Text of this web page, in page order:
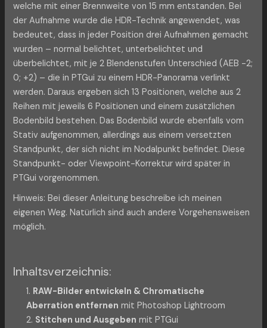
welche mit einer Brennweite von 15 mm entstanden. Bei
der Aufnahme wurde die HDR-Technik angewendet, was
bedeutet, dass in jeder Position drei Aufnahmen gemacht
wurden – normal belichtet, unterbelichtet und
überbelichtet, mit je 2 Blendenstufen Unterschied (AEB -2;
0; +2) – die in PTGui zu einem HDR-Panorama verlinkt
werden. Daraus ergeben sich 13 Positionen, welche aus 2
Reihen mit jeweils 6 Positionen und einem zusätzlichen
Bodenbild bestehen. Das Bodenbild wurde ebenfalls vom
Stativ aufgenommen, allerdings aus einem versetzten
Standpunkt, der sich nicht im Nodalpunkt befindet. Diese
Standpunkt- oder Viewpoint-Korrektur wird später in
PTGui vorgenommen.
Hinweis: Bei dieser Anleitung beschreibe ich meinen
eigenen Weg. Natürlich sind auch andere Vorgehensweisen
möglich.
Inhaltsverzeichnis:
1. RAW-Bilder entwickeln & Chromatische
Aberration entfernen mit Photoshop Lightroom
2. Stitchen und Ausgeben mit PTGui